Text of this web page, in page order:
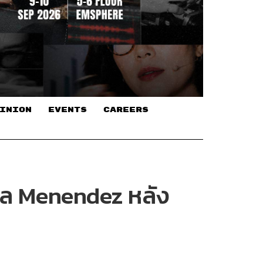
EVENTS CAREERS
Menendez หลัง